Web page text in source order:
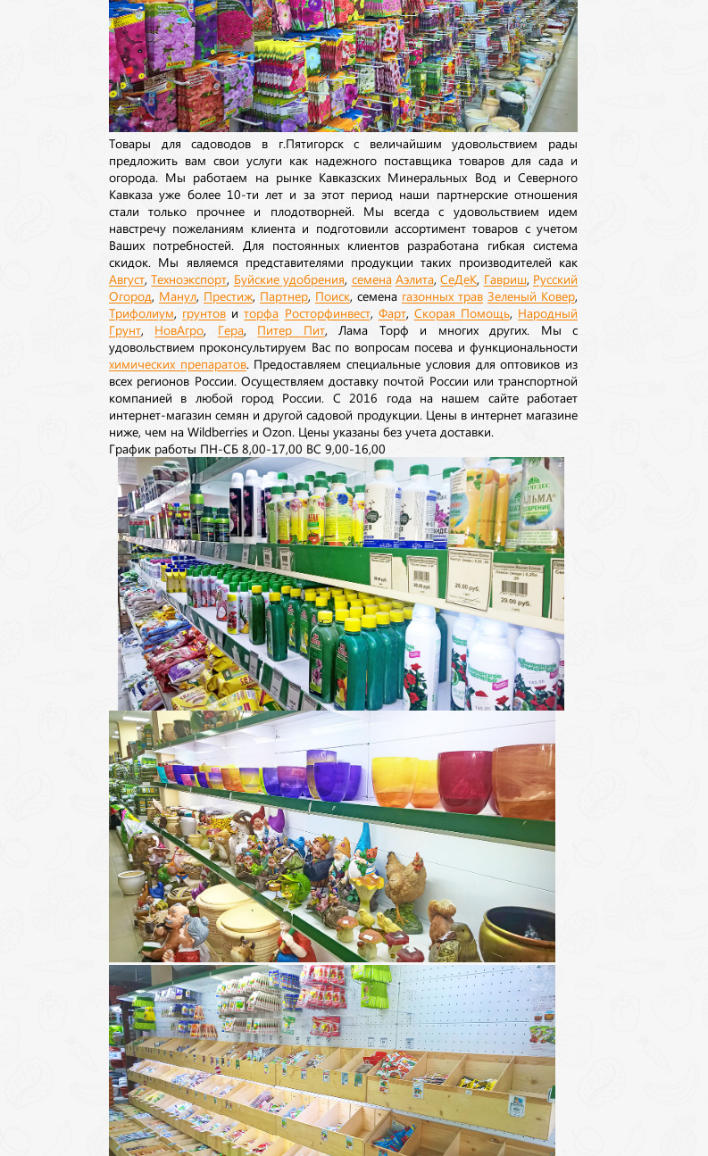
Товары для садоводов в г.Пятигорск с величайшим удовольствием рады
предложить вам свои услуги как надежного поставщика товаров для сада и
огорода. Мы работаем на рынке Кавказских Минеральных Вод и Северного
Кавказа уже более 10-ти лет и за этот период наши партнерские отношения
стали только прочнее и плодотворней. Мы всегда с удовольствием идем
навстречу пожеланиям клиента и подготовили ассортимент товаров с учетом
Ваших потребностей. Для постоянных клиентов разработана гибкая система
скидок. Мы являемся представителями продукции таких производителей как
Август ,Техноэкспорт Буйские удобрения семена Аэлита,СеДеК Гавриш Русский
Огород Манул Престиж Партнер Поиск , семена газонных трав Зеленый Ковер
Трифолиум грунтов иторфа Росторфинвест, Фарт, Скорая Помощь Народный
Грунт НовАгро Гера, Питер Пит, Лама Торф и многих других. Мы с
удовольствием проконсультируем Вас по вопросам посева и функциональности
химических препаратов. Предоставляем специальные условия для оптовиков из
всех регионов России. Осуществляем доставку почтой России или транспортной
компанией в любой город России. С 2016 года на нашем сайте работает
интернет-магазин семян и другой садовой продукции. Цены в интернет магазине
ниже, чем на Wildberries и Ozon. Цены указаны без учета доставки.
График работы ПН-СБ 8,00-17,00 ВС 9,00-16,00